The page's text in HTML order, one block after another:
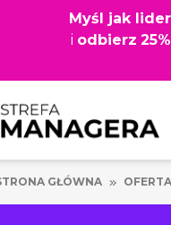
Myśl jak
i odbierz
GŁÓWNA OFERTA